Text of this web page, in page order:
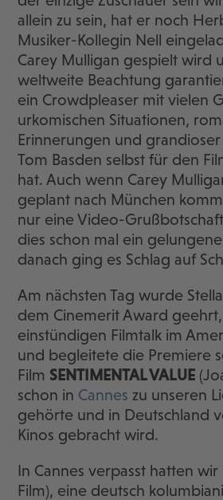
allein zu sein, hat er noch
Musiker-Kollegin Nell
Carey Mulligan gespielt wird
weltweite Beachtung
ein Crowdpleaser mit vielen
urkomischen Situationen,
Erinnerungen und
Tom Basden selbst für den
hat. Auch wenn Carey
geplant nach München
nur eine Video-
dies schon mal ein
danach ging es Schlag auf
Am nächsten Tag wurde
dem Cinemerit Award
einstündigen Filmtalk im
und begleitete die Premiere
Film SENTIMENTAL VALUE
schon in Cannes zu unseren
gehörte und in Deutschland
Kinos gebracht wird.
In Cannes verpasst hatten wir
Film), eine deutsch